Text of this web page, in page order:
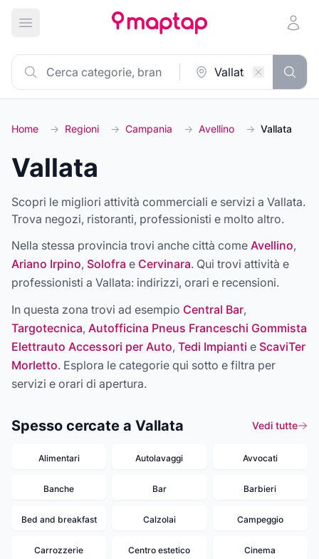
Apri menu principale
Home → Regioni → Campania → Avellino → Vallata
Vallata
Scopri le migliori attività commerciali e servizi a Vallata.
Trova negozi, ristoranti, professionisti e molto altro.
Nella stessa provincia trovi anche città come Avellino,
Ariano Irpino, Solofra e Cervinara. Qui trovi attività e
professionisti a Vallata: indirizzi, orari e recensioni.
In questa zona trovi ad esempio Central Bar,
Targotecnica, Autofficina Pneus Franceschi Gommista
Elettrauto Accessori per Auto, Tedi Impianti e ScaviTer
Morletto. Esplora le categorie qui sotto e filtra per
servizi e orari di apertura.
Spesso cercate a Vallata Vedi tutte
Alimentari Autolavaggi Avvocati
Banche Bar Barbieri
Bed and breakfast Calzolai Campeggio
Carrozzerie Centro estetico Cinema